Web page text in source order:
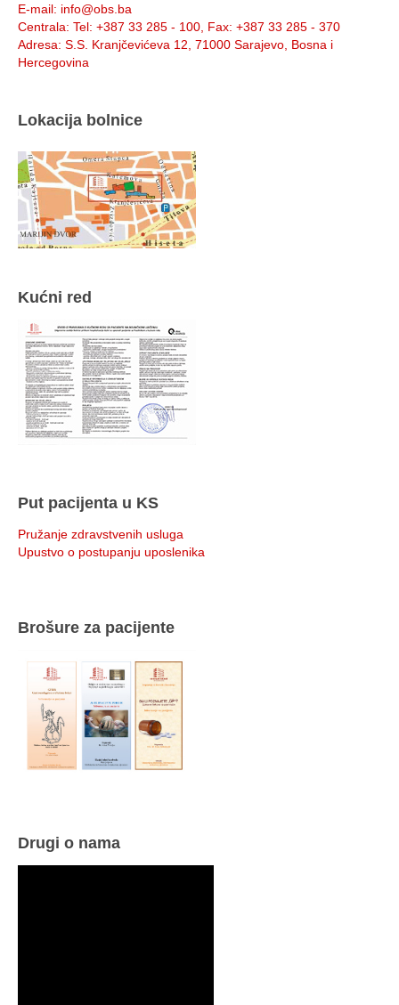
E-mail: info@obs.ba
Centrala: Tel: +387 33 285 - 100, Fax: +387 33 285 - 370
Adresa: S.S. Kranjčevićeva 12, 71000 Sarajevo, Bosna i
Hercegovina
Lokacija bolnice
Kućni red
Put pacijenta u KS
Pružanje zdravstvenih usluga
Upustvo o postupanju uposlenika
Brošure za pacijente
Drugi o nama